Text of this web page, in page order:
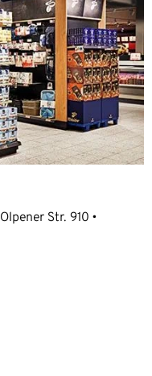
Olpener Str. 910